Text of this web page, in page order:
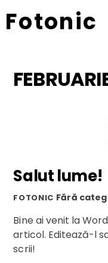
Fotonic
Salut lume!
FOTONIC Fără
Bine ai venit la
articol. Editează-l
scrii!